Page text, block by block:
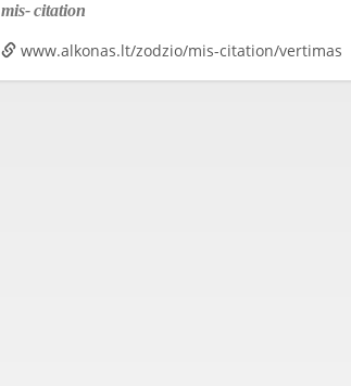
mis-citation
www.alkonas.lt/zodzio/mis-citation/vertimas